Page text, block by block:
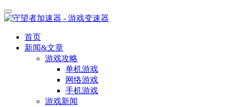
首页
新闻&文章
游戏攻略
单机游戏
网络游戏
手机游戏
游戏新闻